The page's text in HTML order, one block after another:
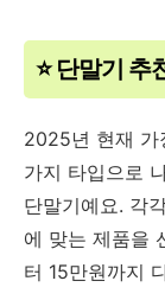
⭐ 단말기 추
2025년 현재 가
가지 타입으로
단말기예요. 각
에 맞는 제품을
터 15만원까지